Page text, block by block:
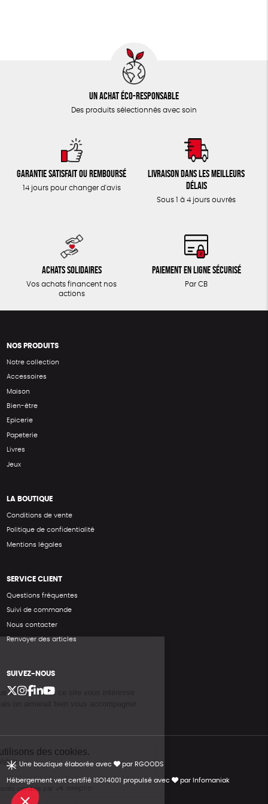
Un achat éco-responsable
Des produits sélectionnés avec soin
Garantie satisfait ou remboursé
14 jours pour changer d'avis
Livraison dans les meilleurs
délais
Sous 1 à 4 jours ouvrés
Achats solidaires
Vos achats financent nos
actions
Paiement en ligne sécurisé
Par CB
NOS PRODUITS
Notre collection
Accessoires
Maison
Bien-être
Epicerie
Papeterie
Livres
Jeux
LA BOUTIQUE
Conditions de vente
Politique de confidentialité
Mentions légales
SERVICE CLIENT
Questions fréquentes
Suivi de commande
Nous contacter
Renvoyer des articles
SUIVEZ-NOUS
Une boutique élaborée avec par RGOODS
Hébergement vert certifié ISO14001 propulsé avec par Infomaniak